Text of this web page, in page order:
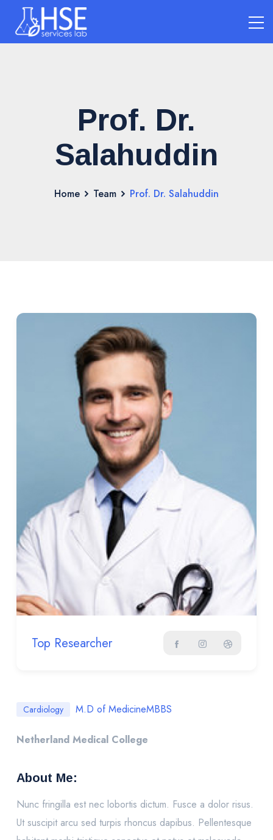
Prof. Dr.
Salahuddin
Home Team Prof. Dr. Salahuddin
Top Researcher
Cardiology M.D of MedicineMBBS
Netherland Medical College
About Me:
Nunc fringilla est nec lobortis dictum. Fusce a dolor risus.
Ut suscipit arcu sed turpis rhoncus dapibus. Pellentesque